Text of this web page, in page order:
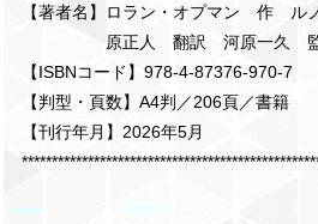
【著者名】ロラン・オプマン 作 ル
原正人 翻訳 河原一久 監
【ISBNコード】978-4-87376-970-7
【判型・頁数】A4判／206頁／書籍
【刊行年月】2026年5月